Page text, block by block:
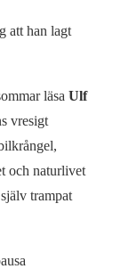
att han lagt
läsa Ulf
vresigt
och naturlivet
trampat